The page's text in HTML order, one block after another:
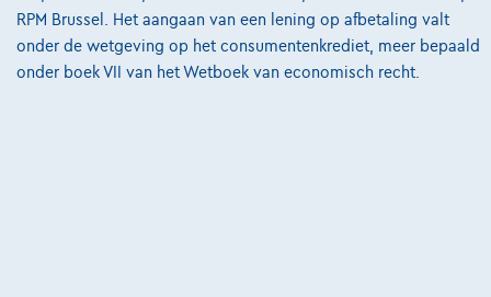
RPM Brussel. Het aangaan van een lening op afbetaling valt
onder de wetgeving op het consumentenkrediet, meer bepaald
onder boek VII van het Wetboek van economisch recht.